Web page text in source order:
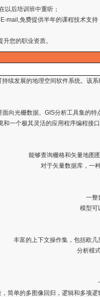
后培训班中重听；
免费提供半年的课程技术支持
您的职业资质。
续发展的地理空间软件系统。该
向光栅数据。GIS分析工具集的
和一个极其灵活的应用程序编程接
能够查询栅格和矢量地图
对于矢量数据库，一
一整
模型可
丰富的上下文操作集，包括欧
分析模
简单的多图像回归，逻辑和多项